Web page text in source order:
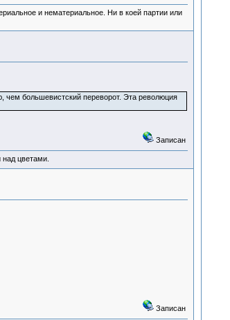
и нематериальное. Ни в коей партии или
чем большевистский переворот. Эта революция
Записан
цветами.
Записан